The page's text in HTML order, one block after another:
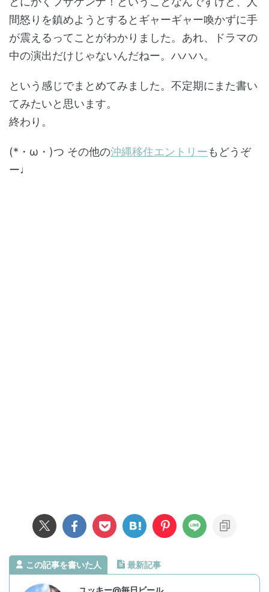
間怒りを鎮めようとするとギャーギャー喚かずに手
が震えるってことがわかりました。あれ、ドラマの
中の演出だけじゃないんだねー。ハハハ。
という感じでまとめてみました。不定期にまた書い
てみたいと思います。
終わり。
(*・ω・)つ その他の沖縄移住エントリーもどうぞ
ー♩
この記事を書いた人 最新記事
ユッキー@毎日ビール